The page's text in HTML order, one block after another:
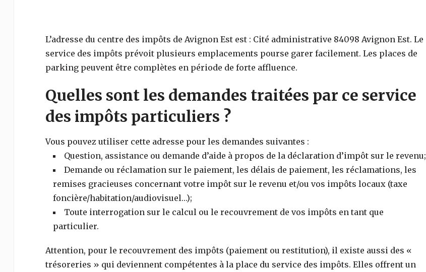
L’adresse du centre des impôts de Avignon Est est : Cité administrative 84098 Avignon Est. Le
service des impôts prévoit plusieurs emplacements pourse garer facilement. Les places de
parking peuvent être complètes en période de forte affluence.
Quelles sont les demandes traitées par ce service
des impôts particuliers ?
Vous pouvez utiliser cette adresse pour les demandes suivantes :
Question, assistance ou demande d’aide à propos de la déclaration d’impôt sur le revenu;
Demande ou réclamation sur le paiement, les délais de paiement, les réclamations, les
remises gracieuses concernant votre impôt sur le revenu et/ou vos impôts locaux (taxe
foncière/habitation/audiovisuel…);
Toute interrogation sur le calcul ou le recouvrement de vos impôts en tant que
particulier.
Attention, pour le recouvrement des impôts (paiement ou restitution), il existe aussi des «
trésoreries » qui deviennent compétentes à la place du service des impôts. Elles offrent un